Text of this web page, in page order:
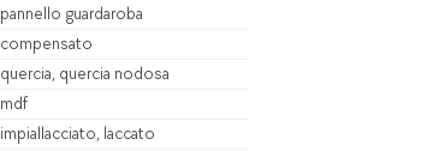
pannello guardaroba
compensato
quercia, quercia nodosa
mdf
impiallacciato, laccato